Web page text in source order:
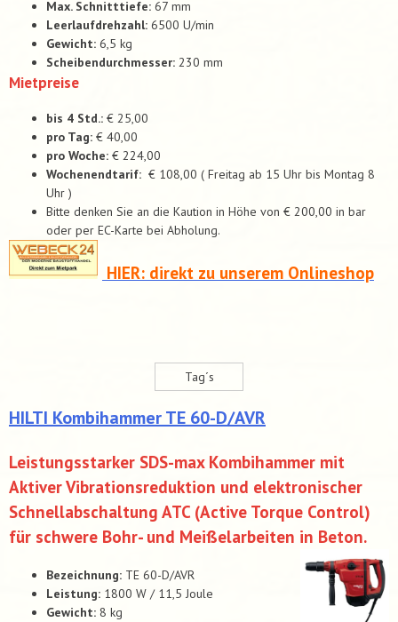
Max. Schnitttiefe: 67 mm
Leerlaufdrehzahl: 6500 U/min
Gewicht: 6,5 kg
Scheibendurchmesser: 230 mm
Mietpreise
bis 4 Std.: € 25,00
pro Tag: € 40,00
pro Woche: € 224,00
Wochenendtarif: € 108,00 ( Freitag ab 15 Uhr bis Montag 8
Uhr )
Bitte denken Sie an die Kaution in Höhe von € 200,00 in bar
oder per EC-Karte bei Abholung.
HIER: direkt zu unserem Onlineshop
Tag´s
HILTI Kombihammer TE 60-D/AVR
Leistungsstarker SDS-max Kombihammer mit
Aktiver Vibrationsreduktion und elektronischer
Schnellabschaltung ATC (Active Torque Control)
für schwere Bohr- und Meißelarbeiten in Beton.
Bezeichnung: TE 60-D/AVR
Leistung: 1800 W / 11,5 Joule
Gewicht: 8 kg